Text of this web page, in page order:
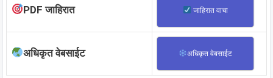
PDF जाहिरात जाहिरात वाचा
अधिकृत वेबसाईट अधिकृत वेबसाईट